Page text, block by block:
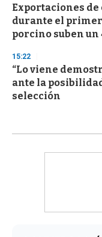
Exportaciones de
durante el primer
porcino suben un
15:22
“Lo viene
ante la
selección